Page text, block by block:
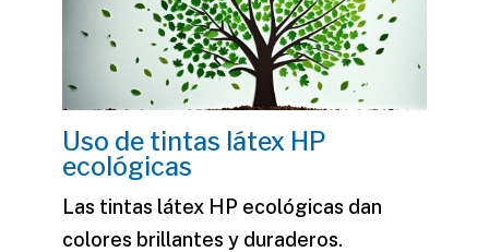
Uso de tintas látex HP
ecológicas
Las tintas látex HP ecológicas dan
colores brillantes y duraderos.